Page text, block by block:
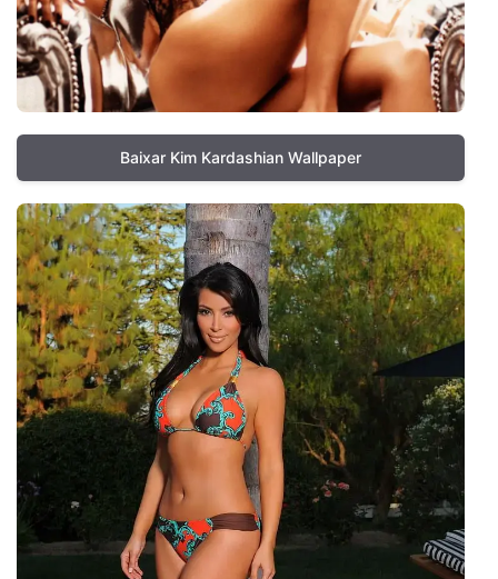
Baixar Kim Kardashian Wallpaper